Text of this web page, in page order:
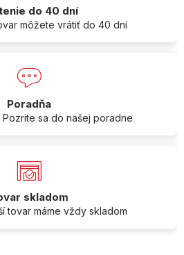
do 40 dní
môžete vrátiť do 40 dní
Poradňa
sa do našej poradne
skladom
tovar máme vždy skladom